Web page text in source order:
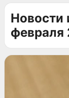
Новости
февраля